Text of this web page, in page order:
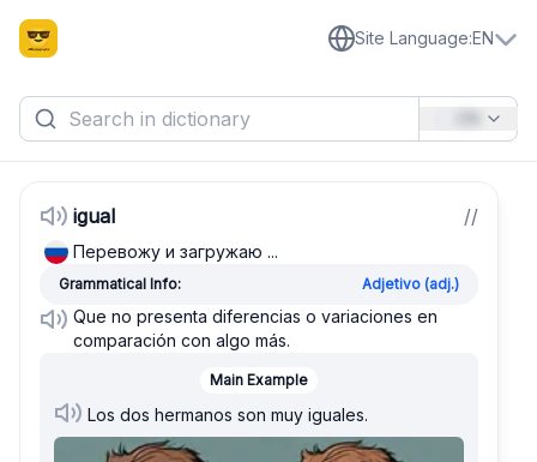
Site Language:EN
igual //
Перевожу и загружаю ...
Grammatical Info: Adjetivo (adj.)
Que no presenta diferencias o variaciones en
comparación con algo más.
Main Example
Los dos hermanos son muy iguales.